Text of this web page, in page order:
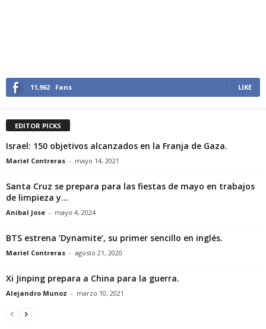
11,962 Fans LIKE
EDITOR PICKS
Israel: 150 objetivos alcanzados en la Franja de Gaza.
Mariel Contreras - mayo 14, 2021
Santa Cruz se prepara para las fiestas de mayo en trabajos
de limpieza y...
Anibal Jose - mayo 4, 2024
BTS estrena ‘Dynamite’, su primer sencillo en inglés.
Mariel Contreras - agosto 21, 2020
Xi Jinping prepara a China para la guerra.
Alejandro Munoz - marzo 10, 2021